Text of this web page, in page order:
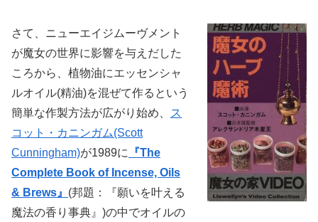
さて、ニューエイジムーヴメント
が魔女の世界に影響を与えだした
ころから、植物油にエッセンシャ
ルオイル(精油)を混ぜて作るという
簡単な作製方法が広がり始め、
ス
コット・カニンガム(Scott
Cunningham)が1989に
『The
Complete Book of Incense, Oils
& Brews』 (邦題：『願いを叶える
魔法の香り事典』)の中でオイルの